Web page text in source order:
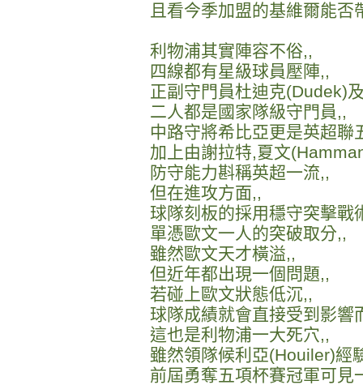
且看今季加盟的基維爾能否
利物浦其實陣容不俗,,
四線都有星級球員壓陣,,
正副守門員杜迪克(Dudek)
二人都是國家隊級守門員,,
中路守將希比亞更是英超聯
加上由謝拉特,夏文
防守能力斟稱英超一流,,
但在進攻方面,,
球隊刻板的採用穩守突擊戰
單憑歐文一人的突破取分,,
雖然歐文天才橫溢,,
但近年都出現一個問題,,
若碰上歐文狀態低沉,,
球隊成績就會直接受到影響
這也是利物浦一大死穴,,
雖然領隊候利亞(Houiler)經
前屆勇奪五項杯賽冠軍可見